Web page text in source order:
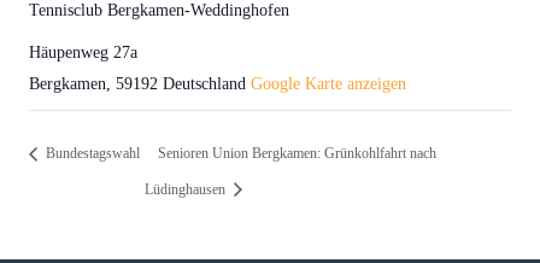
Tennisclub Bergkamen-Weddinghofen
Häupenweg 27a
Bergkamen, 59192 Deutschland Google Karte anzeigen
Bundestagswahl Senioren Union Bergkamen: Grünkohlfahrt nach
Lüdinghausen